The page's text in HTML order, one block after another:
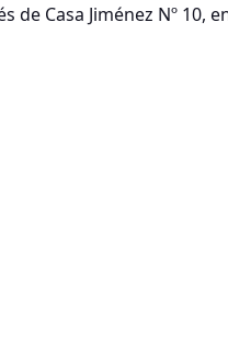
Casa Jiménez Nº 10,